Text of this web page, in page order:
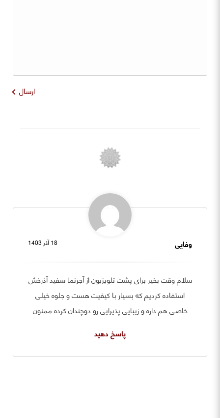
ارسال
وفایی 18 آذر 1403
سلام وقت بخیر برای پشت تلویزیون از آجرنما سفید آذرخش
استفاده کردیم که بسیار با کیفیت هست و جلوه خیلی
خاصی هم داره و زیبایی پذیرایی رو دوچندان کرده ممنون
پاسخ دهید